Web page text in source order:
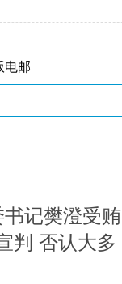
电邮
记樊澄受贿
判 否认大多